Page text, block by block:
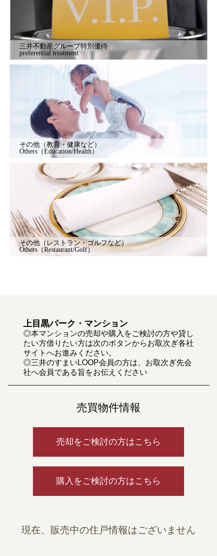
三井不動産グループ特別優待
preferential treatment
その他（教育・健康など）
Others（Education/Health）
その他（レストラン・ゴルフなど）
Others（Restaurant/Golf）
上目黒パーク・マンション
◎本マンションの売却や購入をご検討の方や貸し
たい方借りたい方は次のボタンからお取次ぎ各社
サイトへお進みください。
◎三井のすまいLOOP会員の方は、お取次ぎ先会
社へ会員である旨をお伝えください
売買物件情報
売却をご検討の方はこちら
購入をご検討の方はこちら
現在、販売中の住戸情報はございません